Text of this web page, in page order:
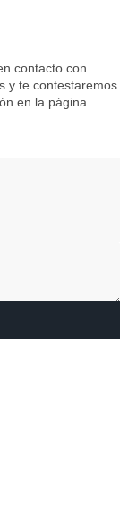
contacto con
y te contestaremos
en la página